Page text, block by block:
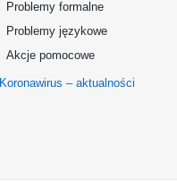
Problemy formalne
Problemy językowe
Akcje pomocowe
Koronawirus – aktualności